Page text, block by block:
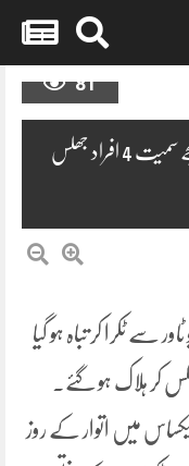
81
ہیلی کاپٹر ریڈیو ٹاور سے ٹکرا کر تباہ ہو گیا ، بچے سمیت 4 افراد جھلس
سے ٹکرا کر تباہ ہو گیا
سمیت 4 افراد جھلس کر ہلاک ہو گئے۔
میں اتوار کے روز